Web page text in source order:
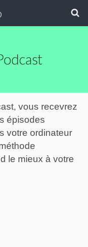
vous recevrez
épisodes
votre ordinateur
le mieux à votre